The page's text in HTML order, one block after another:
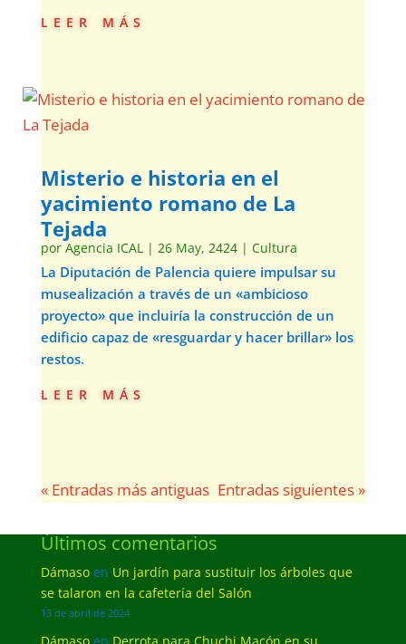
leer más
Misterio e historia en el
yacimiento romano de La
Tejada
por Agencia ICAL| 26 May, 2424| Cultura
La Diputación de Palencia quiere impulsar su
musealización a través de un «ambicioso
proyecto» que incluiría la construcción de un
edificio capaz de «resguardar y hacer brillar» los
restos.
leer más
« Entradas más antiguas Entradas siguientes »
Últimos comentarios
Dámasoen Un jardín para sustituir los árboles que
se talaron en la cafetería del Salón
13 de abril de 2024